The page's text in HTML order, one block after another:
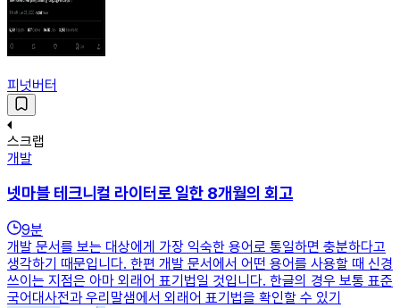
피넛버터
스크랩
개발
넷마블 테크니컬 라이터로 일한 8개월의 회고
9분
개발 문서를 보는 대상에게 가장 익숙한 용어로 통일하면 충분하다고
생각하기 때문입니다. 한편 개발 문서에서 어떤 용어를 사용할 때 신경
쓰이는 지점은 아마 외래어 표기법일 것입니다. 한글의 경우 보통 표준
국어대사전과 우리말샘에서 외래어 표기법을 확인할 수 있기